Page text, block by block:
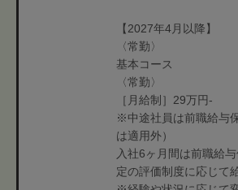
【2027年4月以降】
〈常勤〉
基本コース
〈常勤〉
［月給制］29万円-
※中途社員は前職給与
は適用外）
入社6ヶ月間は前職給
定の評価制度に応じて